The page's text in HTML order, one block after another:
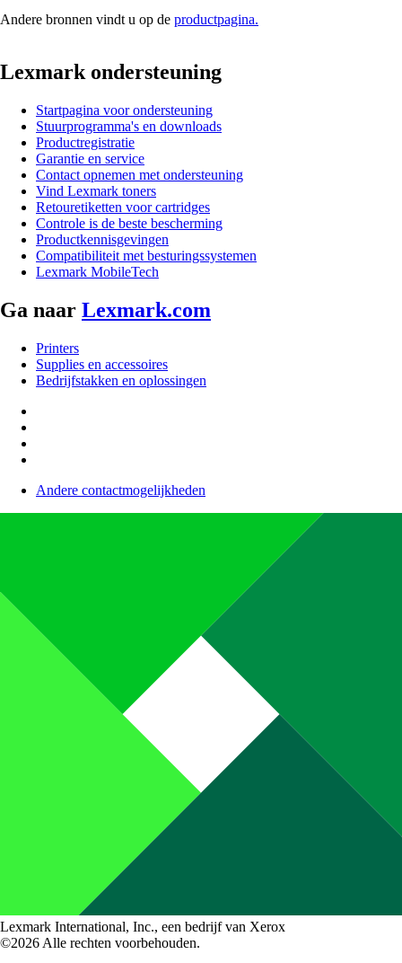
Andere bronnen vindt u op de productpagina.
Lexmark ondersteuning
Startpagina voor ondersteuning
Stuurprogramma's en downloads
Productregistratie
Garantie en service
Contact opnemen met ondersteuning
Vind Lexmark toners
Retouretiketten voor cartridges
Controle is de beste bescherming
Productkennisgevingen
Compatibiliteit met besturingssystemen
Lexmark MobileTech
Ga naar Lexmark.com
Printers
Supplies en accessoires
Bedrijfstakken en oplossingen
Andere contactmogelijkheden
Lexmark International, Inc., een bedrijf van Xerox
©2026 Alle rechten voorbehouden.